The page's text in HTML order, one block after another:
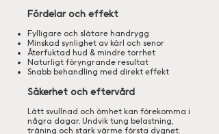
Fördelar och effekt
Fylligare och slätare handrygg
Minskad synlighet av kärl och senor
Återfuktad hud & mindre torrhet
Naturligt föryngrande resultat
Snabb behandling med direkt effekt
Säkerhet och eftervård
Lätt svullnad och ömhet kan förekomma i
några dagar. Undvik tung belastning,
träning och stark värme första dygnet.